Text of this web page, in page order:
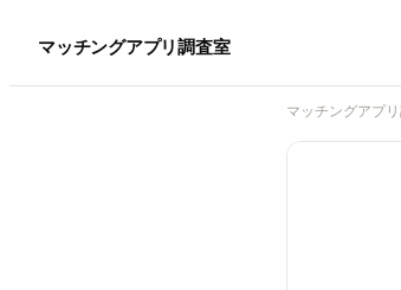
マッチングアプリ調査室
マッチングアプ